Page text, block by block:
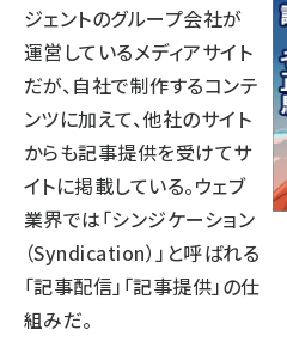
ジェントのグループ会社が
運営しているメディアサイト
だが、自社で制作するコンテ
ンツに加えて、他社のサイト
からも記事提供を受けてサ
イトに掲載している。ウェブ
業界では「シンジケーション
（Syndication）」と呼ばれる
「記事配信」「記事提供」の仕
組みだ。